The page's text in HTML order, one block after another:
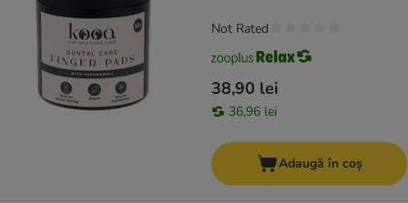
38,90 lei
36,96 lei
Not Rated
Adaugă în coș